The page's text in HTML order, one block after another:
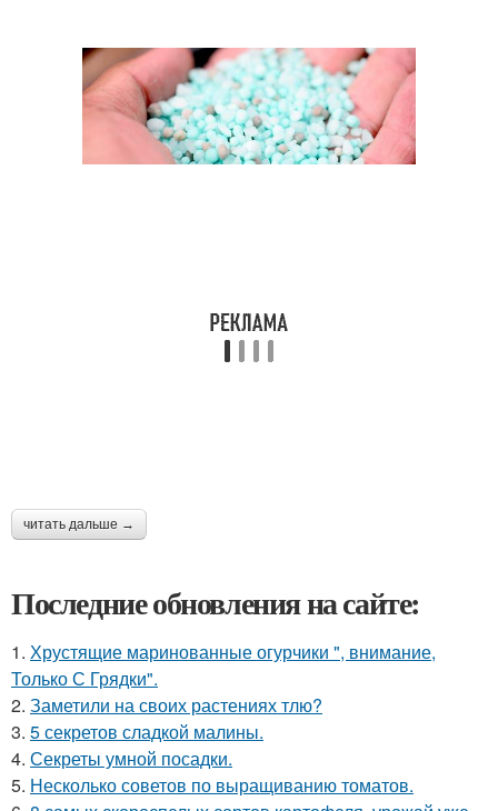
читать дальше →
Последние обновления на сайте:
1. Хрустящие маринованные огурчики ", внимание,
Только С Грядки".
2. Заметили на своих растениях тлю?
3. 5 секретов сладкой малины.
4. Секреты умной посадки.
5. Несколько советов по выращиванию томатов.